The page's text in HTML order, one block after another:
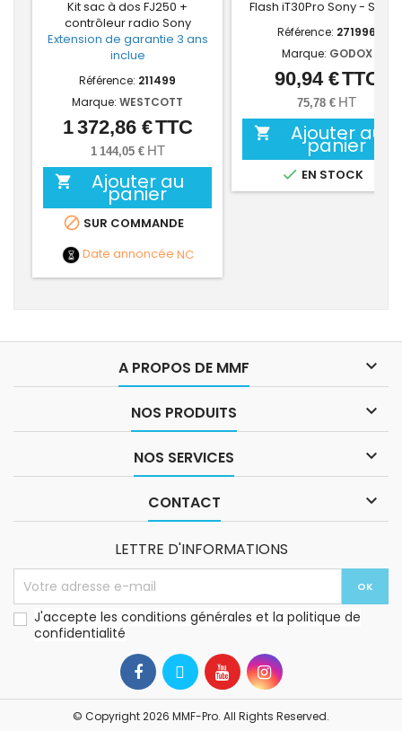
Kit sac à dos FJ250 +
contrôleur radio Sony
Extension de garantie 3 ans
inclue
Référence: 211499
Marque: WESTCOTT
Prix
1 372,86 €TTC
1 144,05 € HT
 Ajouter au
panier
 SUR COMMANDE
Date annoncée NC
Flash iT30Pro Sony -
Référence: 271996
Marque: GODOX
Prix
90,94 €TTC
75,78 € HT
 Ajouter au
panier
 EN STOCK
A PROPOS DE MMF 
NOS PRODUITS 
NOS SERVICES 
CONTACT 
LETTRE D'INFORMATIONS
J'accepte les conditions générales et la politique de
confidentialité
© Copyright 2026 MMF-Pro. All Rights Reserved.